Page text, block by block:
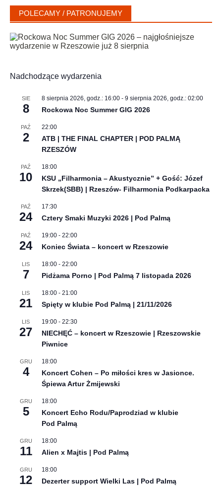
POLECAMY / PATRONUJEMY
Nadchodzące wydarzenia
SIE
8
8 sierpnia 2026, godz.: 16:00 - 9 sierpnia 2026, godz.: 02:00
Rockowa Noc Summer GIG 2026
PAŹ
2
22:00
ATB | THE FINAL CHAPTER | POD PALMĄ
RZESZÓW
PAŹ
10
18:00
KSU „Filharmonia – Akustycznie” + Gość: Józef
Skrzek(SBB) | Rzeszów- Filharmonia Podkarpacka
PAŹ
24
17:30
Cztery Smaki Muzyki 2026 | Pod Palmą
PAŹ
24
19:00 - 22:00
Koniec Świata – koncert w Rzeszowie
LIS
7
18:00 - 22:00
Pidżama Porno | Pod Palmą 7 listopada 2026
LIS
21
18:00 - 21:00
Spięty w klubie Pod Palmą | 21/11/2026
LIS
27
19:00 - 22:30
NIECHĘĆ – koncert w Rzeszowie | Rzeszowskie
Piwnice
GRU
4
18:00
Koncert Cohen – Po miłości kres w Jasionce.
Śpiewa Artur Żmijewski
GRU
5
18:00
Koncert Echo Rodu/Paprodziad w klubie
Pod Palmą
GRU
11
18:00
Alien x Majtis | Pod Palmą
GRU
12
18:00
Dezerter support Wielki Las | Pod Palmą